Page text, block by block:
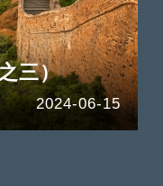
三）
2024-06-15